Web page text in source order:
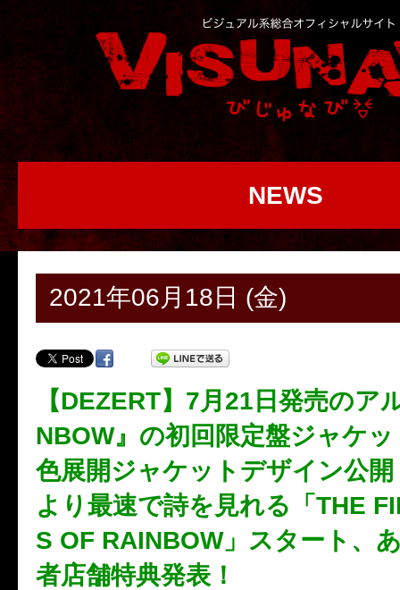
NEWS
2021年06月18日 (金)
【DEZERT】7月21日発売のア
NBOW』の初回限定盤ジャケ
色展開ジャケットデザイン公
より最速で詩を見れる「THE
S OF RAINBOW」スタート、
者店舗特典発表！